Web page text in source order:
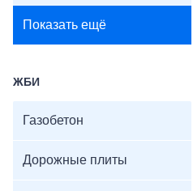
Показать ещё
ЖБИ
Газобетон
Дорожные плиты